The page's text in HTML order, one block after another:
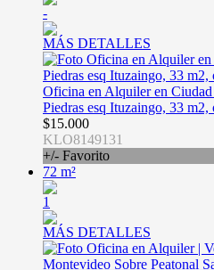
-
MÁS DETALLES
Oficina en Alquiler en
Piedras esq Ituzaingo, 33
$15.000
KLO8149131
+/- Favorito
72 m²
1
MÁS DETALLES